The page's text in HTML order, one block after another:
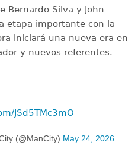
Bernardo Silva y John
etapa importante con la
iniciará una nueva era en
y nuevos referentes.
JSd5TMc3mO
(@ManCity) May 24, 2026